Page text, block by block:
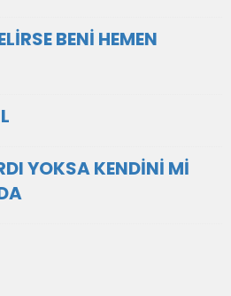
BENİ HEMEN
YOKSA KENDİNİ Mİ